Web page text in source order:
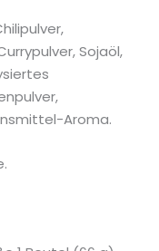
Sojaöl,
Aroma.